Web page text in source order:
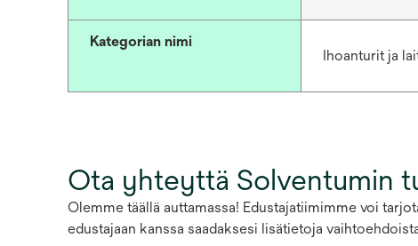
Kategorian nimi
Ihoanturit ja
Ota yhteyttä Solventumin
Olemme täällä auttamassa! Edustajatiimimme voi
edustajaan kanssa saadaksesi lisätietoja